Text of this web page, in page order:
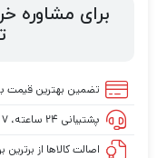
برای مشاوره
تضمین بهترین قیمت
پشتیبانی ۲۴ ساعته، ۷ روز هفته
اصالت کالاها از برترین